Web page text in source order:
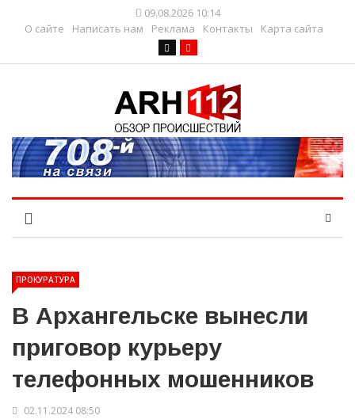
09.08.2026 10:14
О сайте
Написать нам Реклама Контакты Карта сайта
ПРОКУРАТУРА
В Архангельске вынесли
приговор курьеру
телефонных мошенников
02.11.2024 08:50